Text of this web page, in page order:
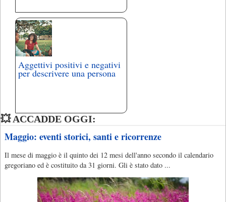
Aggettivi positivi e negativi
per descrivere una persona
💥 ACCADDE OGGI:
Maggio: eventi storici, santi e ricorrenze
Il mese di maggio è il quinto dei 12 mesi dell'anno secondo il calendario
gregoriano ed è costituito da 31 giorni. Gli è stato dato ...